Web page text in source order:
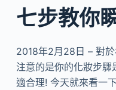
七步教你
2018年2月28日 – 對
注意的是你的化妝步
適合理! 今天就來看一